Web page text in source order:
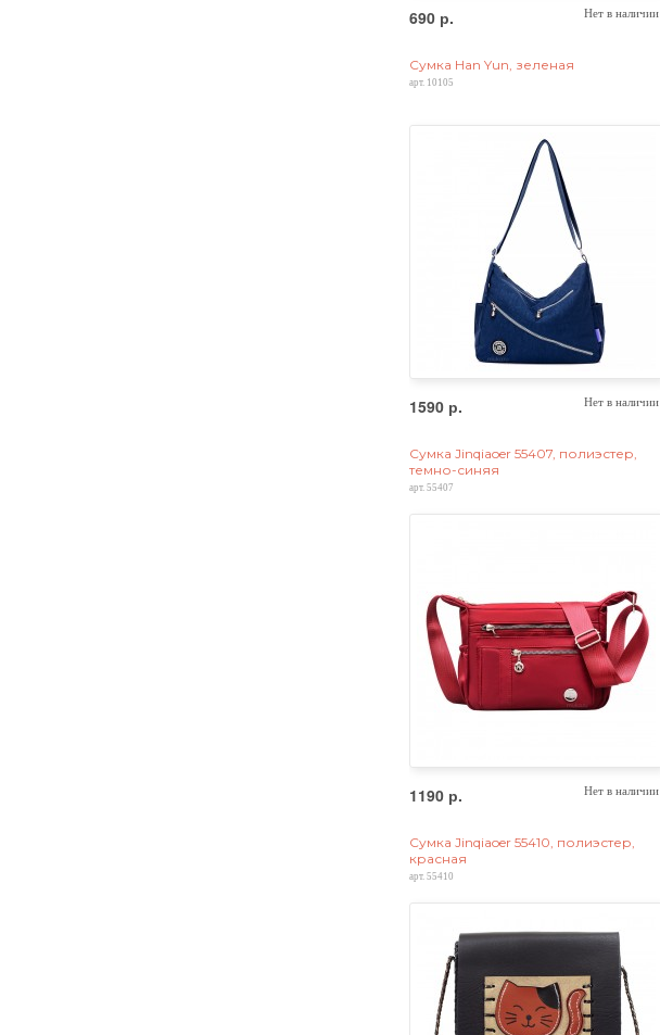
690 р. Нет в наличии
Сумка Han Yun, зеленая
арт. 10105
1590 р. Нет в наличии
Сумка Jinqiaoer 55407, полиэстер,
темно-синяя
арт. 55407
1190 р. Нет в наличии
Сумка Jinqiaoer 55410, полиэстер,
красная
арт. 55410